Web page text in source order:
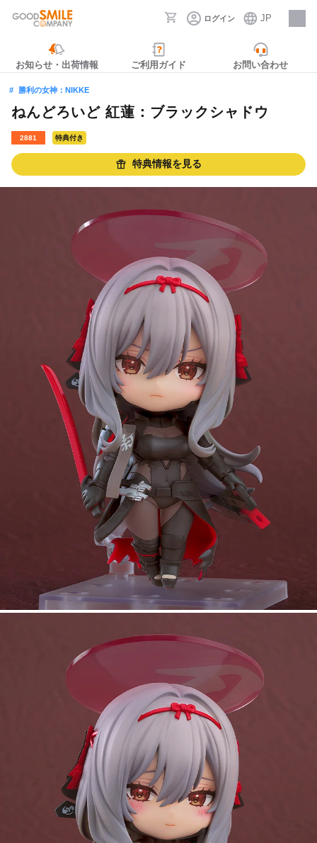
ログイン JP
採用情報
お知らせ・出荷情報 ご利用ガイド お問い合わせ
勝利の女神：NIKKE
ねんどろいど 紅蓮：ブラックシャドウ
2881 特典付き
特典情報を見る